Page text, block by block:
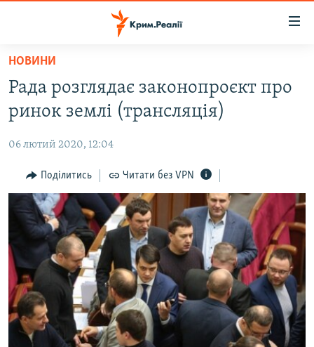
Перейти
основного
матеріалу
Перейти
до
навігації
Перейти
пошуку
ВОДА.КРИМ
ВІДЕО ТА ФОТО
ПОЛІТИКА
БЛОГИ
ПОГЛЯД
ІНТЕРВ'Ю
ВСЕ ЗА ДЕНЬ
СПЕЦПРОЕКТИ
ДЕПОРТАЦІЯ
ВІДЕОУРОКИ «ELIFBE»
ЯК ОБІЙТИ БЛОКУВАННЯ
Русский
НОВИНИ
Рада розглядає законопроєкт про
ринок землі (трансляція)
06 лютий 2020, 12:04
Поділитись Читати без VPN